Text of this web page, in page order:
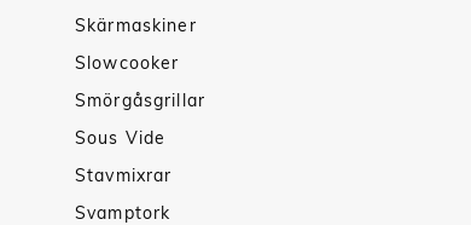
Skärmaskiner
Slowcooker
Smörgåsgrillar
Sous Vide
Stavmixrar
Svamptork